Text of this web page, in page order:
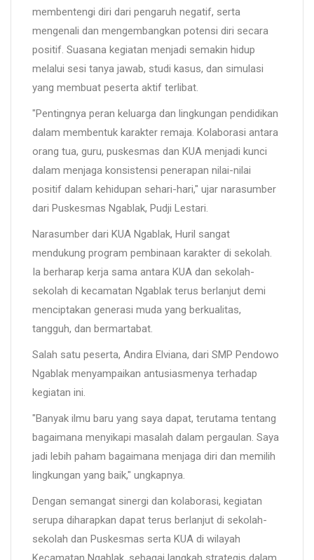
membentengi diri dari pengaruh negatif, serta
mengenali dan mengembangkan potensi diri secara
positif. Suasana kegiatan menjadi semakin hidup
melalui sesi tanya jawab, studi kasus, dan simulasi
yang membuat peserta aktif terlibat.
"Pentingnya peran keluarga dan lingkungan pendidikan
dalam membentuk karakter remaja. Kolaborasi antara
orang tua, guru, puskesmas dan KUA menjadi kunci
dalam menjaga konsistensi penerapan nilai-nilai
positif dalam kehidupan sehari-hari," ujar narasumber
dari Puskesmas Ngablak, Pudji Lestari.
Narasumber dari KUA Ngablak, Huril sangat
mendukung program pembinaan karakter di sekolah.
Ia berharap kerja sama antara KUA dan sekolah-
sekolah di kecamatan Ngablak terus berlanjut demi
menciptakan generasi muda yang berkualitas,
tangguh, dan bermartabat.
Salah satu peserta, Andira Elviana, dari SMP Pendowo
Ngablak menyampaikan antusiasmenya terhadap
kegiatan ini.
"Banyak ilmu baru yang saya dapat, terutama tentang
bagaimana menyikapi masalah dalam pergaulan. Saya
jadi lebih paham bagaimana menjaga diri dan memilih
lingkungan yang baik," ungkapnya.
Dengan semangat sinergi dan kolaborasi, kegiatan
serupa diharapkan dapat terus berlanjut di sekolah-
sekolah dan Puskesmas serta KUA di wilayah